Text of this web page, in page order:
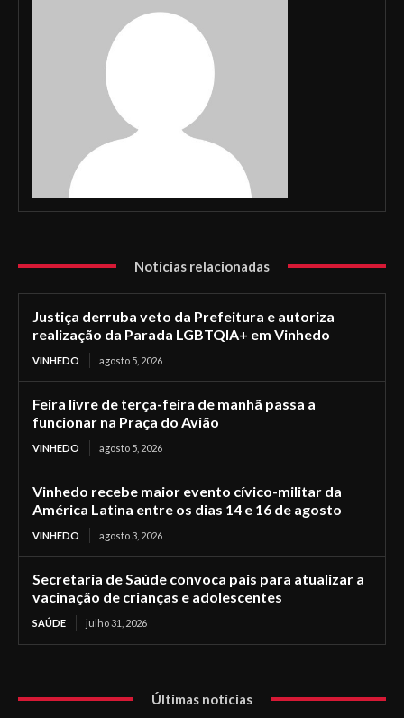
Notícias relacionadas
Justiça derruba veto da Prefeitura e autoriza
realização da Parada LGBTQIA+ em Vinhedo
VINHEDO agosto 5, 2026
Feira livre de terça-feira de manhã passa a
funcionar na Praça do Avião
VINHEDO agosto 5, 2026
Vinhedo recebe maior evento cívico-militar da
América Latina entre os dias 14 e 16 de agosto
VINHEDO agosto 3, 2026
Secretaria de Saúde convoca pais para atualizar a
vacinação de crianças e adolescentes
SAÚDE julho 31, 2026
Últimas notícias